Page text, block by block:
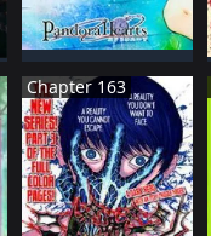
NHậT BảN
ĐANG TIếN HàNH
Chapter 163